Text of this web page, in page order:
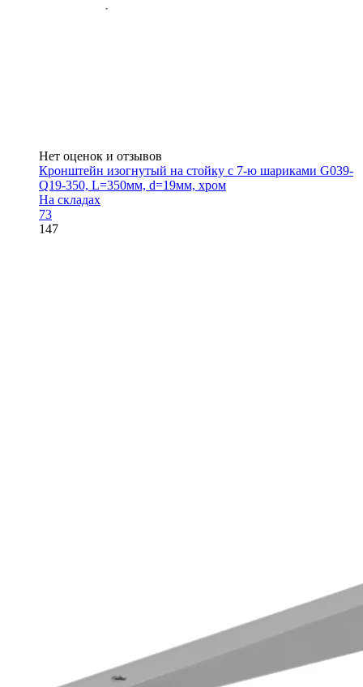
Нет оценок и отзывов
Кронштейн изогнутый на стойку с 7-ю шариками G039-
Q19-350, L=350мм, d=19мм, хром
На складах
73
147